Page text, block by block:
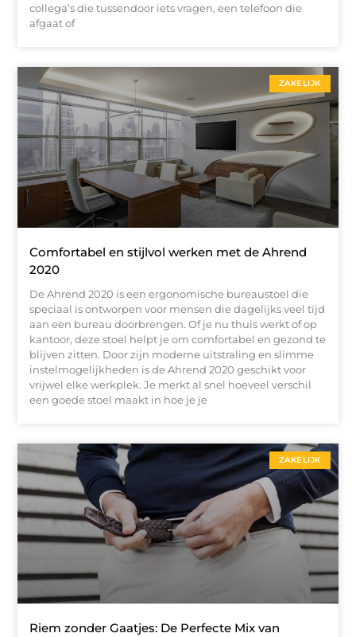
collega’s die tussendoor iets vragen, een telefoon die
afgaat of
ZAKELIJK
Comfortabel en stijlvol werken met de Ahrend
2020
De Ahrend 2020 is een ergonomische bureaustoel die
speciaal is ontworpen voor mensen die dagelijks veel tijd
aan een bureau doorbrengen. Of je nu thuis werkt of op
kantoor, deze stoel helpt je om comfortabel en gezond te
blijven zitten. Door zijn moderne uitstraling en slimme
instelmogelijkheden is de Ahrend 2020 geschikt voor
vrijwel elke werkplek. Je merkt al snel hoeveel verschil
een goede stoel maakt in hoe je je
ZAKELIJK
Riem zonder Gaatjes: De Perfecte Mix van